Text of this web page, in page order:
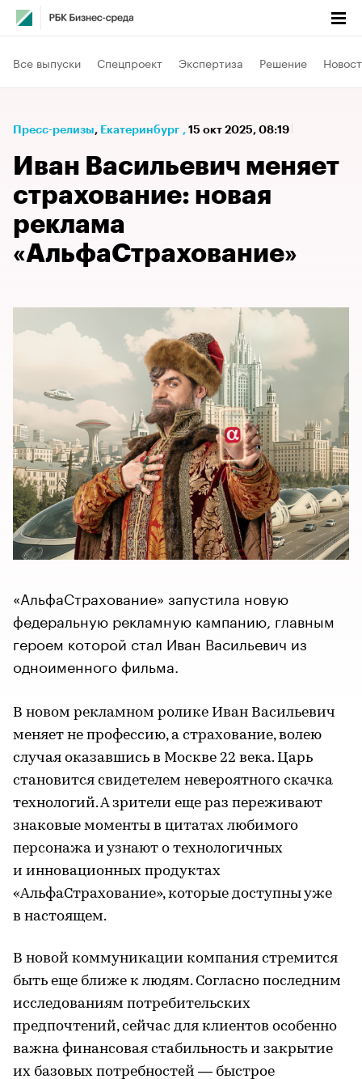
Все выпуски Спецпроект Экспертиза Решение
Пресс-релизы⁠, Екатеринбург , 15 окт 2025, 08:19
Иван Васильевич меняет
страхование: новая
реклама
«АльфаСтрахование»
«АльфаСтрахование» запустила новую
федеральную рекламную кампанию, главным
героем которой стал Иван Васильевич из
одноименного фильма.
В новом рекламном ролике Иван Васильевич
меняет не профессию, а страхование, волею
случая оказавшись в Москве 22 века. Царь
становится свидетелем невероятного скачка
технологий. А зрители еще раз переживают
знаковые моменты в цитатах любимого
персонажа и узнают о технологичных
и инновационных продуктах
«АльфаСтрахование», которые доступны уже
в настоящем.
В новой коммуникации компания стремится
быть еще ближе к людям. Согласно последним
исследованиям потребительских
предпочтений, сейчас для клиентов особенно
важна финансовая стабильность и закрытие
их базовых потребностей — быстрое